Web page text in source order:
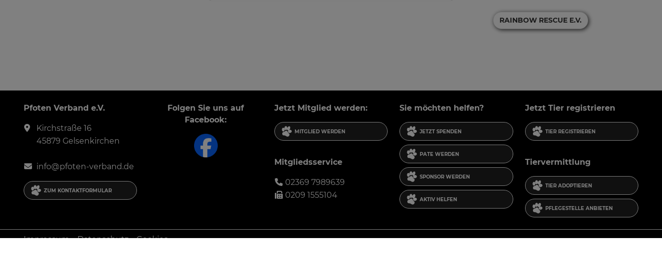
RAINBOW RESCUE E.V.
Pfoten Verband e.V.
Kirchstraße 16
45879 Gelsenkirchen
info@pfoten-verband.de
ZUM KONTAKTFORMULAR
Folgen Sie uns auf
Facebook:
Jetzt Mitglied werden:
MITGLIED WERDEN
Mitgliedsservice
02369 7989639
0209 1555104
Sie möchten helfen?
JETZT SPENDEN
PATE WERDEN
SPONSOR WERDEN
AKTIV HELFEN
Jetzt Tier registrieren
TIER REGISTRIEREN
Tiervermittlung
TIER ADOPTIEREN
PFLEGESTELLE ANBIETEN
Impressum Datenschutz
Cookies